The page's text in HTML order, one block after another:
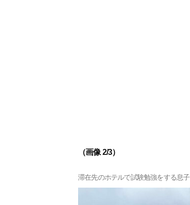
（画像 2/3）
滞在先のホテルで試験勉強をする息子